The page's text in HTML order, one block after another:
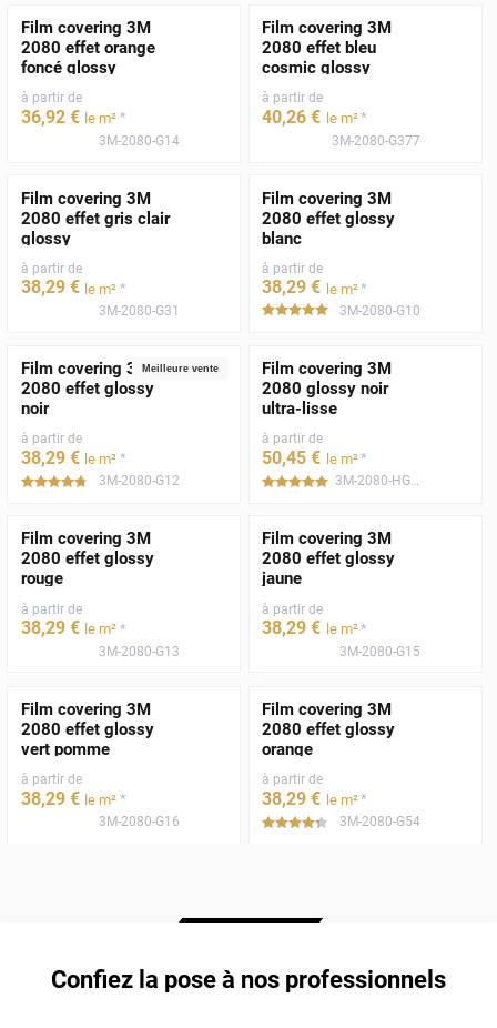
Film covering 3M
2080 effet orange
foncé glossy
à partir de
36,92 € le m² *
3M-2080-G14
Film covering 3M
2080 effet bleu
cosmic glossy
à partir de
40,26 € le m²*
3M-2080-G377
Film covering 3M
2080 effet gris clair
glossy
à partir de
38,29 € le m² *
3M-2080-G31
Film covering 3M
2080 effet glossy
blanc
à partir de
38,29 € le m²*
*****
3M-2080-G10
Meilleure vente
Film covering 3M
2080 effet glossy
noir
à partir de
38,29 € le m² *
*****3M-2080-G12
Film covering 3M
2080 glossy noir
ultra-lisse
à partir de
50,45 € le m²*
***** 3M-2080-HG12
Film covering 3M
2080 effet glossy
rouge
à partir de
38,29 € le m² *
3M-2080-G13
Film covering 3M
2080 effet glossy
jaune
à partir de
38,29 € le m²*
3M-2080-G15
Film covering 3M
2080 effet glossy
vert pomme
à partir de
38,29 € le m² *
3M-2080-G16
Film covering 3M
2080 effet glossy
orange
à partir de
38,29 € le m²*
*****3M-2080-G54
Confiez la pose à nos professionnels